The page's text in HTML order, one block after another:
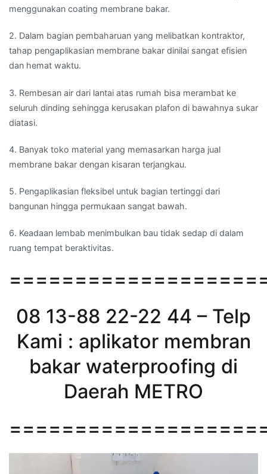
menggunakan coating membrane bakar.
2. Dalam bagian pembaharuan yang melibatkan kontraktor,
tahap pengaplikasian membrane bakar dinilai sangat efisien
dan hemat waktu.
3. Rembesan air dari lantai atas rumah bisa merambat ke
seluruh dinding sehingga kerusakan plafon di bawahnya sukar
diatasi.
4. Banyak toko material yang memasarkan harga jual
membrane bakar dengan kisaran terjangkau.
5. Pengaplikasian fleksibel untuk bagian tertinggi dari
bangunan hingga permukaan sangat bawah.
6. Keadaan lembab menimbulkan bau tidak sedap di dalam
ruang tempat beraktivitas.
08 13-88 22-22 44 – Telp
Kami : aplikator membran
bakar waterproofing di
Daerah METRO